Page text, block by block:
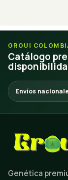
GROUI
Catálogo
Envíos
Genética